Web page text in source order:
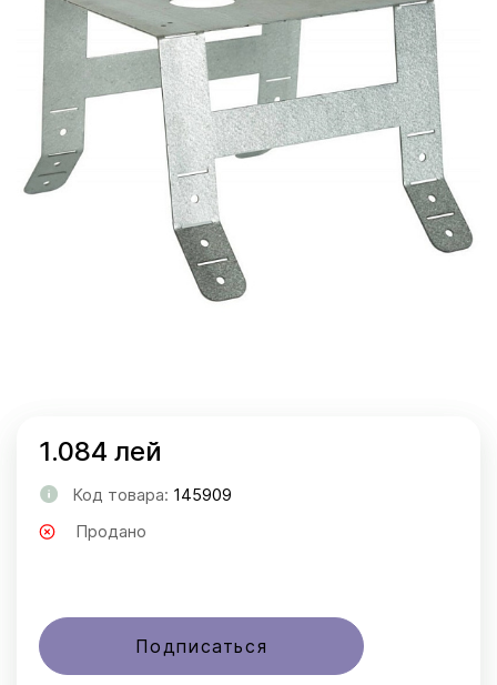
1.084 лей
Код товара: 145909
Продано
Подписаться